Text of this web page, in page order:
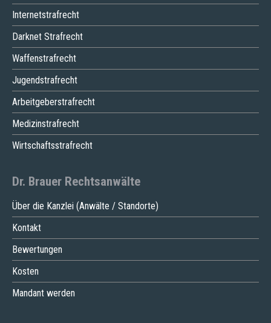
Internetstrafrecht
Darknet Strafrecht
Waffenstrafrecht
Jugendstrafrecht
Arbeitgeberstrafrecht
Medizinstrafrecht
Wirtschaftsstrafrecht
Dr. Brauer Rechtsanwälte
Über die Kanzlei (Anwälte / Standorte)
Kontakt
Bewertungen
Kosten
Mandant werden